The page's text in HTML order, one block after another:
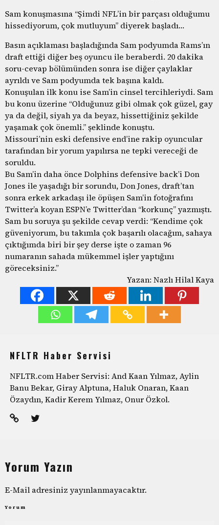
Sam konuşmasına “Şimdi NFL’in bir parçası olduğumu
hissediyorum, çok mutluyum” diyerek başladı…
Basın açıklaması başladığında Sam podyumda Rams’ın
draft ettiği diğer beş oyuncu ile beraberdi. 20 dakika
soru-cevap bölümünden sonra ise diğer çaylaklar
ayrıldı ve Sam podyumda tek başına kaldı.
Konuşulan ilk konu ise Sam’in cinsel tercihleriydi. Sam
bu konu üzerine “Olduğunuz gibi olmak çok güzel, gay
ya da değil, siyah ya da beyaz, hissettiğiniz şekilde
yaşamak çok önemli.” şeklinde konuştu.
Missouri’nin eski defensive end’ine rakip oyuncular
tarafından bir yorum yapılırsa ne tepki vereceği de
soruldu.
Bu Sam’in daha önce Dolphins defensive back’i Don
Jones ile yaşadığı bir sorundu, Don Jones, draft’tan
sonra erkek arkadaşı ile öpüşen Sam’in fotoğrafını
Twitter’a koyan ESPN’e Twitter’dan “korkunç” yazmıştı.
Sam bu soruya şu şekilde cevap verdi: “Kendime çok
güveniyorum, bu takımla çok başarılı olacağım, sahaya
çıktığımda biri bir şey derse işte o zaman 96
numaranın sahada mükemmel işler yaptığını
göreceksiniz.”
Yazan: Nazlı Hilal Kaya
NFLTR Haber Servisi
NFLTR.com Haber Servisi: And Kaan Yılmaz, Aylin
Banu Bekar, Giray Alptuna, Haluk Onaran, Kaan
Özaydın, Kadir Kerem Yılmaz, Onur Özkol.
Yorum Yazın
E-Mail adresiniz yayınlanmayacaktır.
Yorum